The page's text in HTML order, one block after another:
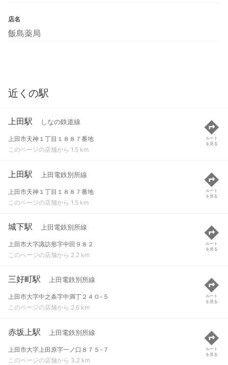
店名
飯島薬局
近くの駅
上田駅 しなの鉄道線
上田市天神１丁目１８８７番地
このページの店舗から 1.5 km
ルート
を見る
上田駅 上田電鉄別所線
上田市天神１丁目１８８７番地
このページの店舗から 1.5 km
ルート
を見る
城下駅 上田電鉄別所線
上田市大字諏訪形字中田９８２
このページの店舗から 2.2 km
ルート
を見る
三好町駅 上田電鉄別所線
上田市大字中之条字中満丁２４０-５
このページの店舗から 2.6 km
ルート
を見る
赤坂上駅 上田電鉄別所線
上田市大字上田原字一ノ口８７５-７
このページの店舗から 3.2 km
ルート
を見る